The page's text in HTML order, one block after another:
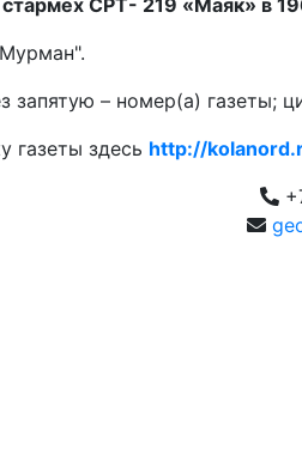
СРТ- 219 «Маяк» в
– номер(а) газеты;
газеты здесь http://